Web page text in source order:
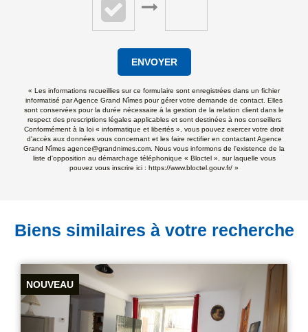
ENVOYER
« Les informations recueillies sur ce formulaire sont enregistrées dans un fichier
informatisé par Agence Grand Nîmes pour gérer votre demande de contact. Elles
sont conservées pour la durée nécessaire à la gestion de la relation client dans le
respect des prescriptions légales applicables et sont destinées à nos conseillers
Conformément à la loi « informatique et libertés », vous pouvez exercer votre droit
d'accès aux données vous concernant et les faire rectifier en contactant Agence
Grand Nîmes agence@grandnimes.com. Nous vous informons de l'existence de la
liste d'opposition au démarchage téléphonique « Bloctel », sur laquelle vous
pouvez vous inscrire ici : https://www.bloctel.gouv.fr/ »
Biens similaires à votre recherche
NOUVEAU